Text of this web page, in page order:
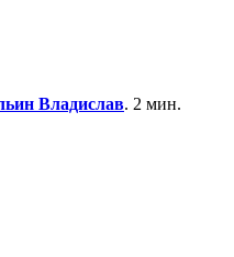
Владислав. 2 мин.